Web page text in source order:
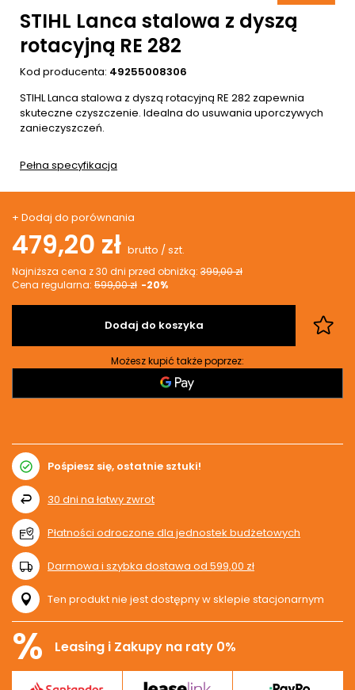
STIHL Lanca stalowa z dyszą
rotacyjną RE 282
Kod producenta: 49255008306
STIHL Lanca stalowa z dyszą rotacyjną RE 282 zapewnia
skuteczne czyszczenie. Idealna do usuwania uporczywych
zanieczyszczeń.
Pełna specyfikacja
+ Dodaj do porównania
479,20 zł brutto / szt.
Najniższa cena z 30 dni przed obniżką: 399,00 zł
Cena regularna: 599,00 zł -20%
Dodaj do koszyka
Możesz kupić także poprzez:
Pośpiesz się, ostatnie sztuki!
30 dni na łatwy zwrot
Płatności odroczone dla jednostek budżetowych
Darmowa i szybka dostawa od 599,00 zł
Ten produkt nie jest dostępny w sklepie stacjonarnym
% Leasing i Zakupy na raty 0%